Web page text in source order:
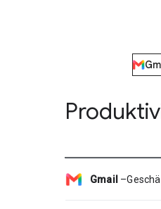
Gmail –